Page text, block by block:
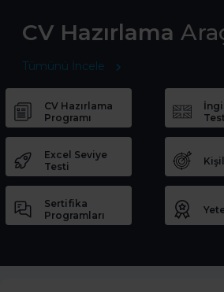
CV Hazırlama
Tümünü İncele
CV Hazırlama
Programı
Excel Seviye
Testi
Sertifika
Programları